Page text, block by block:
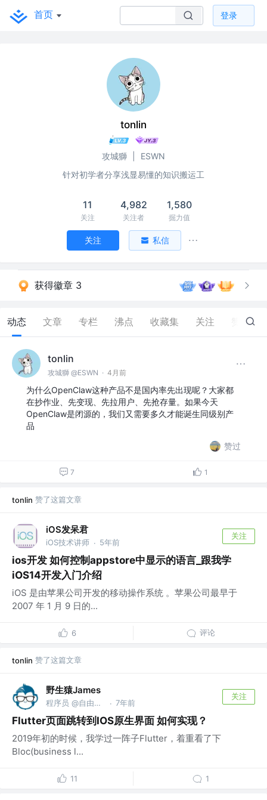
首页 登录
tonlin
攻城獅
ESWN
针对初学者分享浅显易懂的知识搬运工
11
关注
4,982
关注者
1,580
掘力值
关注 私信
获得徽章 3
动态 文章 专栏 沸点 收藏集 关注 339
tonlin
攻城獅 @ESWN · 4月前
为什么OpenClaw这种产品不是国内率先出现呢？大家都
在抄作业、先变现、先拉用户、先抢存量。如果今天
OpenClaw是闭源的，我们又需要多久才能诞生同级别产
品
赞过
7 1
tonlin 赞了这篇文章
iOS发呆君
iOS技术讲师 · 5年前
关注
ios开发 如何控制appstore中显示的语言_跟我学
iOS14开发入门介绍
iOS 是由苹果公司开发的移动操作系统 。苹果公司最早于
2007 年 1 月 9 日的...
6 评论
tonlin 赞了这篇文章
野生猿James
程序员 @自由的野猿 · 7年前
关注
Flutter页面跳转到IOS原生界面 如何实现？
2019年初的时候，我学过一阵子Flutter，着重看了下
Bloc(business l...
11 1